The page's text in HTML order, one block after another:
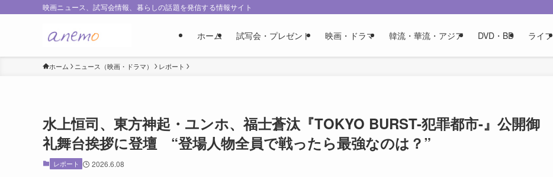
映画ニュース、試写会情報、暮らしの話題を発信する情報サイト
ホーム 試写会・プレゼント 映画・ドラマ 韓流・華流・アジア DVD・BD ライフ
ホーム ニュース（映画・ドラマ） レポート
水上恒司、東方神起・ユンホ、福士蒼汰『TOKYO BURST-犯罪都市-』公開御
礼舞台挨拶に登壇 “登場人物全員で戦ったら最強なのは？”
レポート 2026.6.08